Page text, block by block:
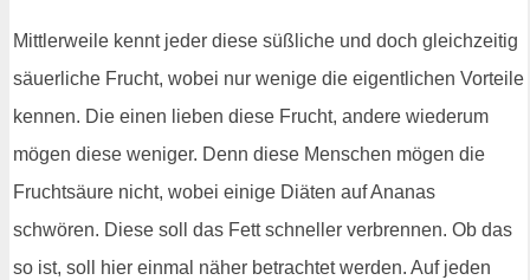
Mittlerweile kennt jeder diese süßliche und doch gleichzeitig
säuerliche Frucht, wobei nur wenige die eigentlichen Vorteile
kennen. Die einen lieben diese Frucht, andere wiederum
mögen diese weniger. Denn diese Menschen mögen die
Fruchtsäure nicht, wobei einige Diäten auf Ananas
schwören. Diese soll das Fett schneller verbrennen. Ob das
so ist, soll hier einmal näher betrachtet werden. Auf jeden